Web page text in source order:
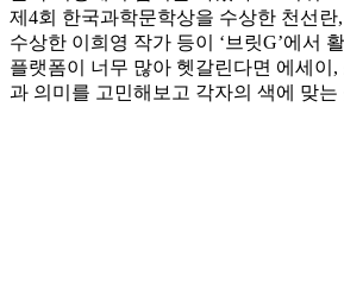
제4회 한국과학문학상을 수상한 천선
수상한 이희영 작가 등이 ‘브릿G’에서
플랫폼이 너무 많아 헷갈린다면 에세이,
과 의미를 고민해보고 각자의 색에 맞는